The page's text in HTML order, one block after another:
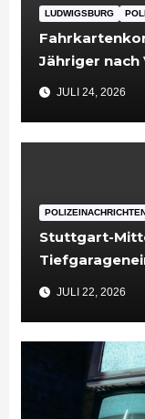
LUDWIGSBURG
Jähriger nach
JULI 24, 2026
Stuttgart-
verletzt
JULI 22, 2026